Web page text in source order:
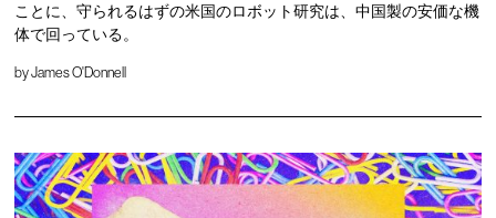
ことに、守られるはずの米国のロボット研究は、中国製の安価な機
体で回っている。
byJames O'Donnell